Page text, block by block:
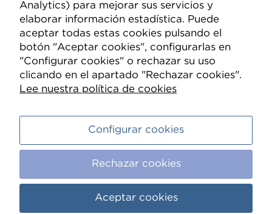
Nueva Mutua Sanitaria
Información
Política de Privacidad
Condiciones de compra
Aviso legal
Analytics) para mejorar sus servicios y
elaborar información estadística. Puede
aceptar todas estas cookies pulsando el
botón "Aceptar cookies", configurarlas en
"Configurar cookies" o rechazar su uso
clicando en el apartado "Rechazar cookies".
Lee nuestra política de cookies
Configurar cookies
Rechazar cookies
Aceptar cookies